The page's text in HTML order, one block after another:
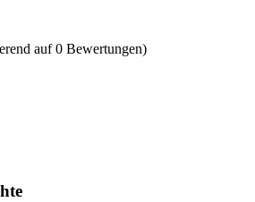
auf 0 Bewertungen)